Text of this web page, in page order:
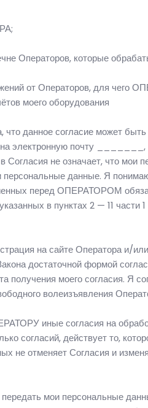
Операторов, которые
от Операторов, для чего
моего оборудования
что данное согласие может
электронную почту
Согласия не означает, что
данные. Я
перед ОПЕРАТОРОМ
в пунктах 2 — 11
на сайте Оператора и/
достаточной формой
получения моего согласия. Я
волеизъявления
иные согласия на
действует то,
не отменяет Согласия и
мои персональные